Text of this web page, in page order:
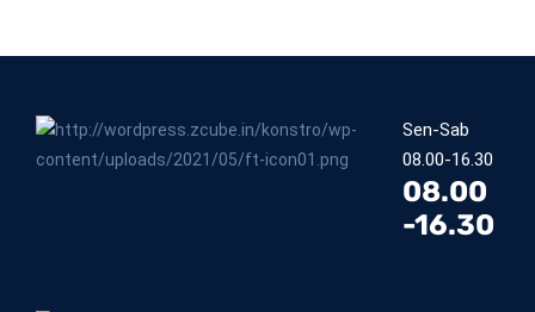
Sen-Sab
08.00-16.30
08.00
-16.30